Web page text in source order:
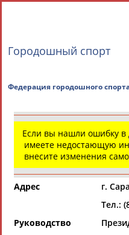
Главная » Региональные
СВОДНЫЕ ИНДЕКСЫ
Городошный спорт
Федерация
Если вы нашли ошибку в
имеете недостающую
внесите изменения
Адрес
г.
Тел.:
Руководство